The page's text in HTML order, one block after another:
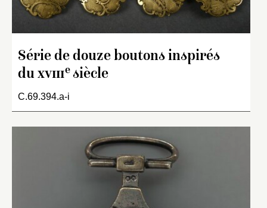
Série de douze boutons inspirés
du xviiiesiècle
C.69.394.a-i